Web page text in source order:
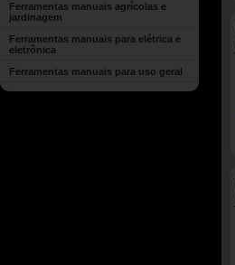
Ferramentas manuais agrícolas e
jardinagem
Ferramentas manuais para elétrica e
eletrônica
Ferramentas manuais para uso geral